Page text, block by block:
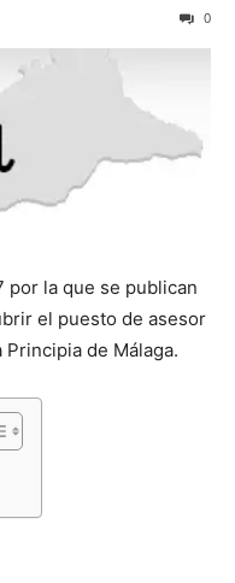
0
por la que se publican
el puesto de asesor
de Málaga.